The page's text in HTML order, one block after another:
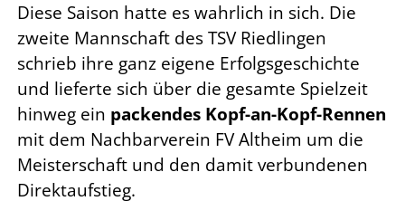
Diese Saison hatte es wahrlich in sich. Die
zweite Mannschaft des TSV Riedlingen
schrieb ihre ganz eigene Erfolgsgeschichte
und lieferte sich über die gesamte Spielzeit
hinweg ein packendes Kopf-an-Kopf-Rennen
mit dem Nachbarverein FV Altheim um die
Meisterschaft und den damit verbundenen
Direktaufstieg.